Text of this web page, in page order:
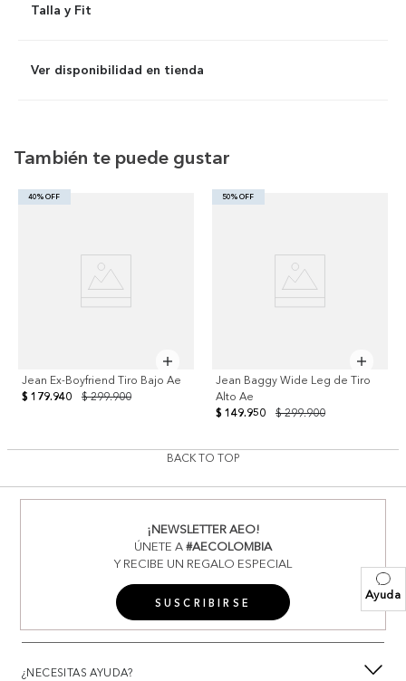
Ayuda
Talla y Fit
Ver disponibilidad en tienda
También te puede gustar
40% OFF
Jean Ex-Boyfriend Tiro Bajo Ae
$ 299.900
$ 179.940
50% OFF
Jean Baggy Wide Leg de Tiro
Alto Ae
$ 299.900
$ 149.950
BACK TO TOP
¡NEWSLETTER AEO!
ÚNETE A#AECOLOMBIA
Y RECIBE UN REGALO ESPECIAL
SUSCRIBIRSE
¿NECESITAS AYUDA?